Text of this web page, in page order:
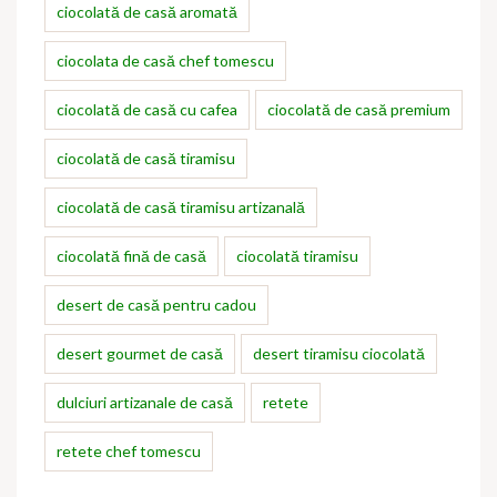
ciocolată de casă aromată
ciocolata de casă chef tomescu
ciocolată de casă cu cafea ciocolată de casă premium
ciocolată de casă tiramisu
ciocolată de casă tiramisu artizanală
ciocolată fină de casă ciocolată tiramisu
desert de casă pentru cadou
desert gourmet de casă desert tiramisu ciocolată
dulciuri artizanale de casă retete
retete chef tomescu